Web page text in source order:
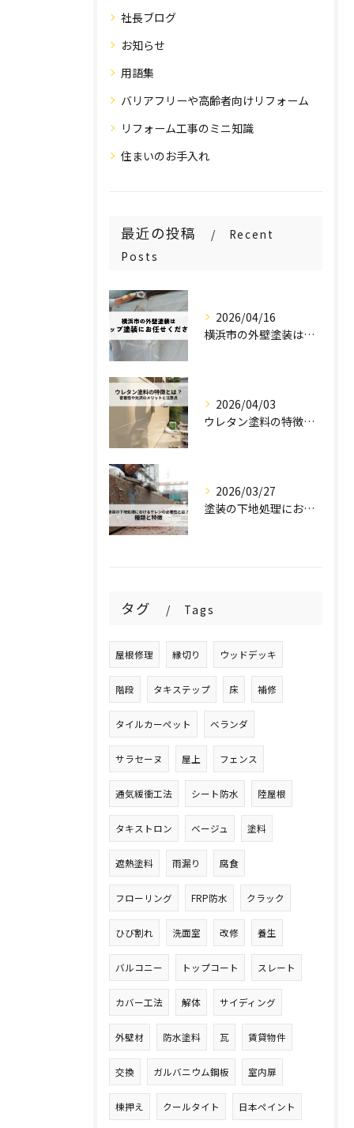
社長ブログ
お知らせ
用語集
バリアフリーや高齢者向けリフォーム
リフォーム工事のミニ知識
住まいのお手入れ
最近の投稿
Recent
Posts
2026/04/16
横浜市の外壁塗装はステップ塗装にお任せください！
2026/04/03
ウレタン塗料の特徴とは？密着性や光沢のメリットと注意点を解説！
2026/03/27
塗装の下地処理におけるケレンの必要性とは？種類と特徴を解説！
タグ Tags
屋根修理 縁切り ウッドデッキ
階段 タキステップ 床 補修
タイルカーペット ベランダ
サラセーヌ 屋上 フェンス
通気緩衝工法 シート防水 陸屋根
タキストロン ベージュ 塗料
遮熱塗料 雨漏り 腐食
フローリング FRP防水 クラック
ひび割れ 洗面室 改修 養生
バルコニー トップコート スレート
カバー工法 解体 サイディング
外壁材 防水塗料 瓦 賃貸物件
交換 ガルバニウム鋼板 室内扉
棟押え クールタイト 日本ペイント